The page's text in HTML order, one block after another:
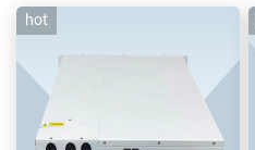
hot